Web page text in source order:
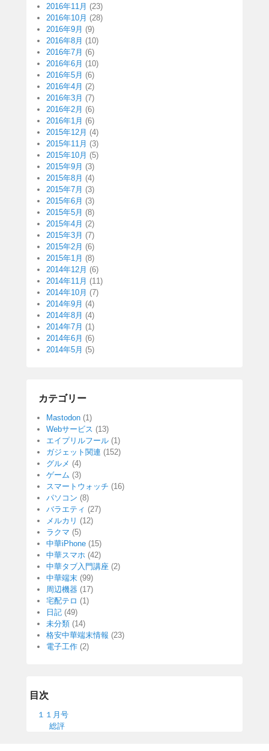
2016年11月 (23)
2016年10月 (28)
2016年9月 (9)
2016年8月 (10)
2016年7月 (6)
2016年6月 (10)
2016年5月 (6)
2016年4月 (2)
2016年3月 (7)
2016年2月 (6)
2016年1月 (6)
2015年12月 (4)
2015年11月 (3)
2015年10月 (5)
2015年9月 (3)
2015年8月 (4)
2015年7月 (3)
2015年6月 (3)
2015年5月 (8)
2015年4月 (2)
2015年3月 (7)
2015年2月 (6)
2015年1月 (8)
2014年12月 (6)
2014年11月 (11)
2014年10月 (7)
2014年9月 (4)
2014年8月 (4)
2014年7月 (1)
2014年6月 (6)
2014年5月 (5)
カテゴリー
Mastodon (1)
Webサービス (13)
エイプリルフール (1)
ガジェット関連 (152)
グルメ (4)
ゲーム (3)
スマートウォッチ (16)
パソコン (8)
バラエティ (27)
メルカリ (12)
ラクマ (5)
中華iPhone (15)
中華スマホ (42)
中華タブ入門講座 (2)
中華端末 (99)
周辺機器 (17)
宅配テロ (1)
日記 (49)
未分類 (14)
格安中華端末情報 (23)
電子工作 (2)
目次
１１月号
総評